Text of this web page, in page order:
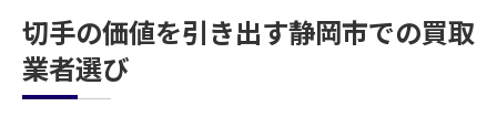
切手の価値を引き出す静岡市での買取
業者選び